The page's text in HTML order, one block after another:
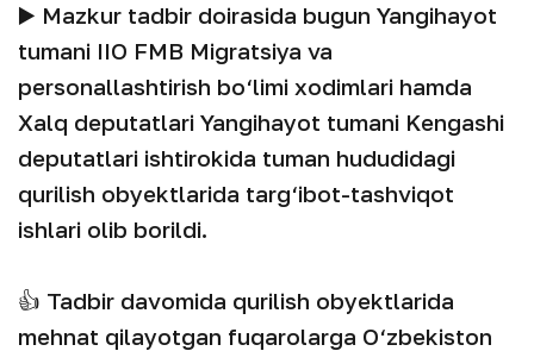
▶️ Mazkur tadbir doirasida bugun Yangihayot
tumani IIO FMB Migratsiya va
personallashtirish bo‘limi xodimlari hamda
Xalq deputatlari Yangihayot tumani Kengashi
deputatlari ishtirokida tuman hududidagi
qurilish obyektlarida targ‘ibot-tashviqot
ishlari olib borildi.
👍 Tadbir davomida qurilish obyektlarida
mehnat qilayotgan fuqarolarga O‘zbekiston